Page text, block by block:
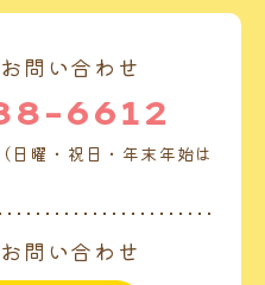
問い合わせ
6612
曜・祝日・年末年始は
問い合わせ